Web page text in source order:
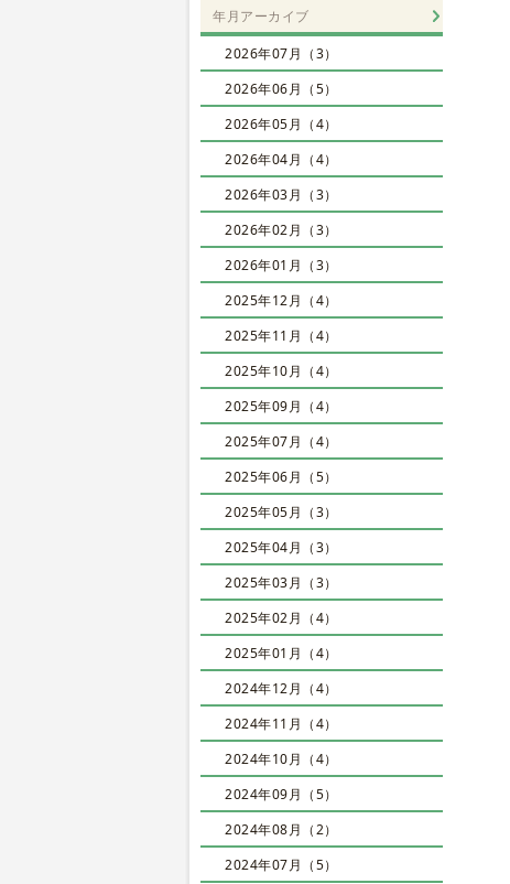
年月アーカイブ
2026年07月（3）
2026年06月（5）
2026年05月（4）
2026年04月（4）
2026年03月（3）
2026年02月（3）
2026年01月（3）
2025年12月（4）
2025年11月（4）
2025年10月（4）
2025年09月（4）
2025年07月（4）
2025年06月（5）
2025年05月（3）
2025年04月（3）
2025年03月（3）
2025年02月（4）
2025年01月（4）
2024年12月（4）
2024年11月（4）
2024年10月（4）
2024年09月（5）
2024年08月（2）
2024年07月（5）